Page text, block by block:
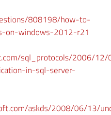
808198/how-to-
on-windows-2012-r21
sql_protocols/2006/
in-sql-server-
askds/2008/06/13/